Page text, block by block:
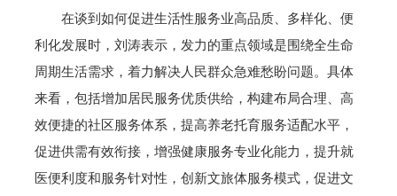
在谈到如何促进生活性服务业高品质、多样化、便
利化发展时，刘涛表示，发力的重点领域是围绕全生命
周期生活需求，着力解决人民群众急难愁盼问题。具体
来看，包括增加居民服务优质供给，构建布局合理、高
效便捷的社区服务体系，提高养老托育服务适配水平，
促进供需有效衔接，增强健康服务专业化能力，提升就
医便利度和服务针对性，创新文旅体服务模式，促进文